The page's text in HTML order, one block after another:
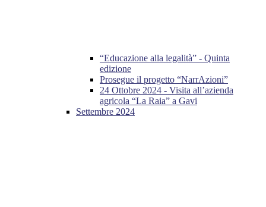
“Educazione alla legalità” - Quinta
edizione
Prosegue il progetto “NarrAzioni”
24 Ottobre 2024 - Visita all’azienda
agricola “La Raia” a Gavi
Settembre 2024